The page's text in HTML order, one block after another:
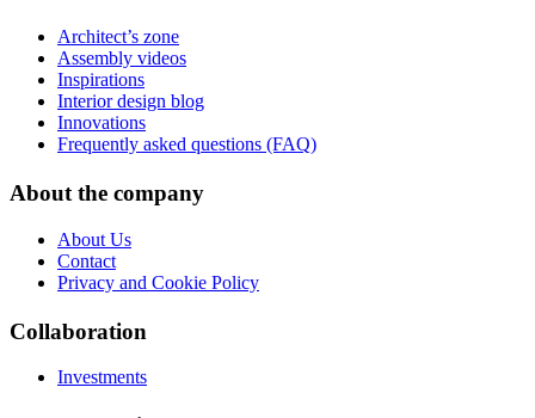
Architect’s zone
Assembly videos
Inspirations
Interior design blog
Innovations
Frequently asked questions (FAQ)
About the company
About Us
Contact
Privacy and Cookie Policy
Collaboration
Investments